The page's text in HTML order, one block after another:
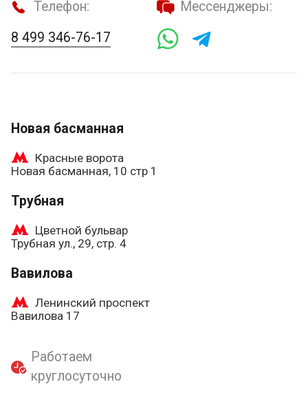
Телефон:
8 499 346-76-17
Мессенджеры:
Новая басманная
Красные ворота
Новая басманная, 10 стр 1
Трубная
Цветной бульвар
Трубная ул., 29, стр. 4
Вавилова
Ленинский проспект
Вавилова 17
Работаем
круглосуточно